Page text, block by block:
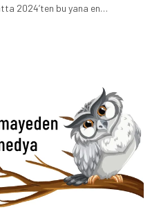
2024’ten bu yana en…